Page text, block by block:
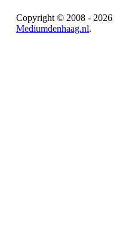
Copyright © 2008 - 2026
Mediumdenhaag.nl.